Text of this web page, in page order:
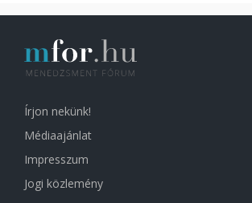
Írjon nekünk!
Médiaajánlat
Impresszum
Jogi közlemény